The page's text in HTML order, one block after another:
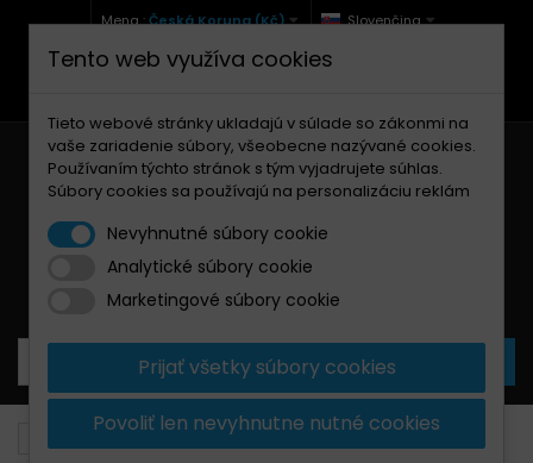
Mena :Česká Koruna (Kč) Slovenčina
+420 771 127 977 (Po-Pá, 9-12 a 13-17)
Košík0Produkty
Tento web využíva cookies
Tieto webové stránky ukladajú v súlade so zákonmi na
vaše zariadenie súbory, všeobecne nazývané cookies.
Používaním týchto stránok s tým vyjadrujete súhlas.
Súbory cookies sa používajú na personalizáciu reklám
Nevyhnutné súbory cookie
Analytické súbory cookie
Marketingové súbory cookie
Prijať všetky súbory cookies
Povoliť len nevyhnutne nutné cookies